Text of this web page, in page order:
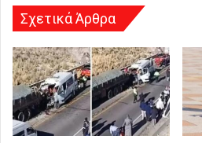
Σχετικά Άρθρα